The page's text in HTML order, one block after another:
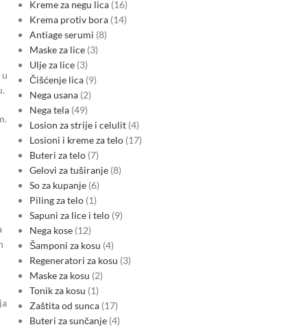
Kreme za negu lica 16
Krema protiv bora 14
Antiage serumi 8
Maske za lice 3
Ulje za lice 3
Čišćenje lica 9
Nega usana 2
Nega tela 49
Losion za strije i celulit 4
Losioni i kreme za telo 17
Buteri za telo 7
Gelovi za tuširanje 8
So za kupanje 6
Piling za telo 1
Sapuni za lice i telo 9
Nega kose 12
Šamponi za kosu 4
Regeneratori za kosu 3
Maske za kosu 2
Tonik za kosu 1
Zaštita od sunca 17
Buteri za sunčanje 4